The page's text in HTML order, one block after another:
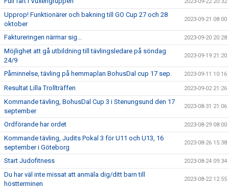
Upprop! Funktionärer och bakning till GO Cup 27 och 28
oktober
2023-09-21 08:00
Faktureringen närmar sig... 2023-09-20 20:28
Möjlighet att gå utbildning till tävlingsledare på söndag
24/9
2023-09-19 21:20
Påminnelse, tävling på hemmaplan BohusDal cup 17 sep. 2023-09-11 10:16
Resultat Lilla Trollträffen 2023-09-02 21:26
Kommande tävling, BohusDal Cup 3 i Stenungsund den 17
september
2023-08-31 21:06
Ordförande har ordet 2023-08-29 08:00
Kommande tävling, Judits Pokal 3 för U11 och U13, 16
september i Göteborg
2023-08-26 15:38
Start Judofitness 2023-08-24 09:34
Du har väl inte missat att anmäla dig/ditt barn till
höstterminen
2023-08-22 12:55